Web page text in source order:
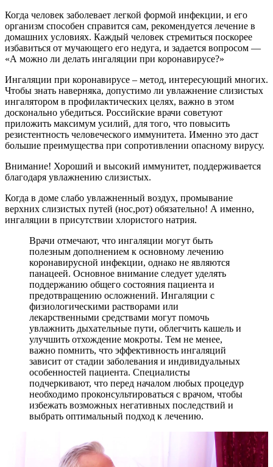
Когда человек заболевает легкой формой инфекции, и его
организм способен справится сам, рекомендуется лечение в
домашних условиях. Каждый человек стремиться поскорее
избавиться от мучающего его недуга, и задается вопросом —
«А можно ли делать ингаляции при коронавирусе?»
Ингаляции при коронавирусе – метод, интересующий многих.
Чтобы знать наверняка, допустимо ли увлажнение слизистых
ингалятором в профилактических целях, важно в этом
досконально убедиться. Российские врачи советуют
приложить максимум усилий, для того, что повысить
резистентность человеческого иммунитета. Именно это даст
большие преимущества при сопротивлении опасному вирусу.
Внимание! Хороший и высокий иммунитет, поддерживается
благодаря увлажнению слизистых.
Когда в доме слабо увлажненный воздух, промывание
верхних слизистых путей (нос,рот) обязательно! А именно,
ингаляции в присутствии хлористого натрия.
Врачи отмечают, что ингаляции могут быть
полезным дополнением к основному лечению
коронавирусной инфекции, однако не являются
панацеей. Основное внимание следует уделять
поддержанию общего состояния пациента и
предотвращению осложнений. Ингаляции с
физиологическими растворами или
лекарственными средствами могут помочь
увлажнить дыхательные пути, облегчить кашель и
улучшить отхождение мокроты. Тем не менее,
важно помнить, что эффективность ингаляций
зависит от стадии заболевания и индивидуальных
особенностей пациента. Специалисты
подчеркивают, что перед началом любых процедур
необходимо проконсультироваться с врачом, чтобы
избежать возможных негативных последствий и
выбрать оптимальный подход к лечению.